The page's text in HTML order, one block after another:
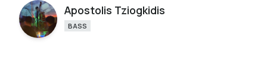
Apostolis Tziogkidis
BASS